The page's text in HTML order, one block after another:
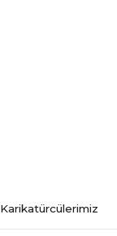
Karikatürcülerimiz